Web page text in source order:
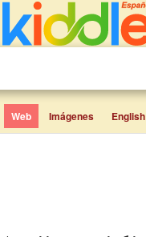
Web Imágenes English